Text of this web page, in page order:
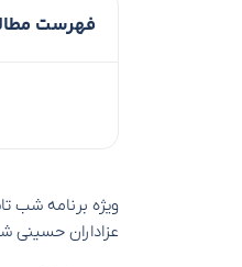
فهرست
ویژه برنامه شب
عزاداران حسینی شب گذشته، 13 تیر در